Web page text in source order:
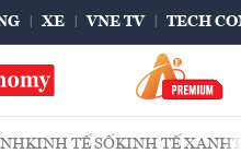
XE VNE TV TECH
KINH TẾ SỐKINH TẾ XANH